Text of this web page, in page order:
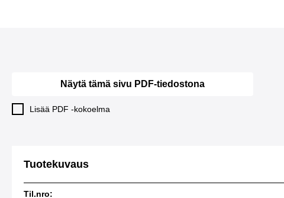
Näytä tämä sivu PDF-tiedostona
Lisää PDF -kokoelma
Tuotekuvaus
Til.nro: